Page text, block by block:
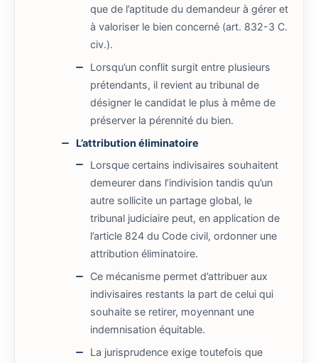
que de l’aptitude du demandeur à gérer et
à valoriser le bien concerné (art. 832-3 C.
civ.).
Lorsqu’un conflit surgit entre plusieurs
prétendants, il revient au tribunal de
désigner le candidat le plus à même de
préserver la pérennité du bien.
L’attribution éliminatoire
Lorsque certains indivisaires souhaitent
demeurer dans l’indivision tandis qu’un
autre sollicite un partage global, le
tribunal judiciaire peut, en application de
l’article 824 du Code civil, ordonner une
attribution éliminatoire.
Ce mécanisme permet d’attribuer aux
indivisaires restants la part de celui qui
souhaite se retirer, moyennant une
indemnisation équitable.
La jurisprudence exige toutefois que